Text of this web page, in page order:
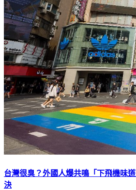
台灣很臭？外國人爆共鳴「下飛機味
決